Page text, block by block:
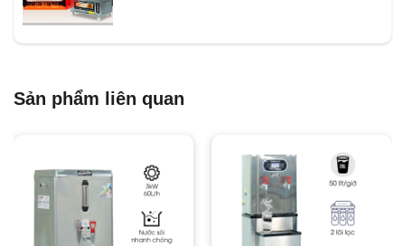
Sản phẩm liên quan